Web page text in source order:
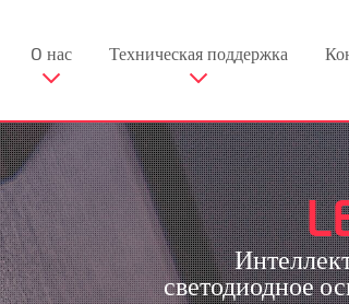
O нас Техническая поддержка
светодиодное